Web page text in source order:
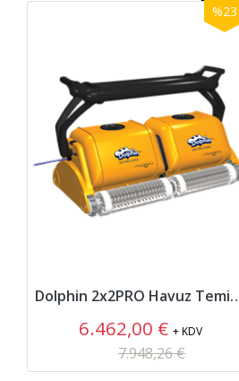
%23
Dolphin 2x2PRO
6.462,00 €+ KDV
7.948,26 €